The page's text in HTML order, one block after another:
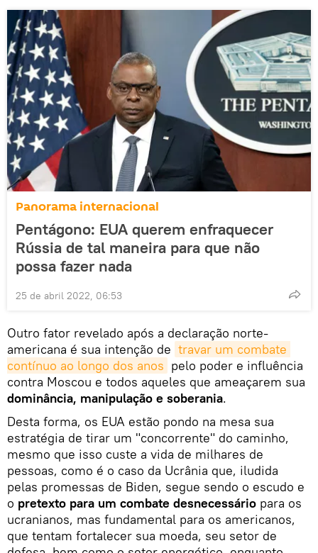
Panorama internacional
Pentágono: EUA querem enfraquecer
Rússia de tal maneira para que não
possa fazer nada
25 de abril 2022, 06:53
Outro fator revelado após a declaração norte-
americana é sua intenção de travar um combate
contínuo ao longo dos anos pelo poder e influência
contra Moscou e todos aqueles que ameaçarem sua
dominância, manipulação e soberania.
Desta forma, os EUA estão pondo na mesa sua
estratégia de tirar um "concorrente" do caminho,
mesmo que isso custe a vida de milhares de
pessoas, como é o caso da Ucrânia que, iludida
pelas promessas de Biden, segue sendo o escudo e
o pretexto para um combate desnecessário para os
ucranianos, mas fundamental para os americanos,
que tentam fortalecer sua moeda, seu setor de